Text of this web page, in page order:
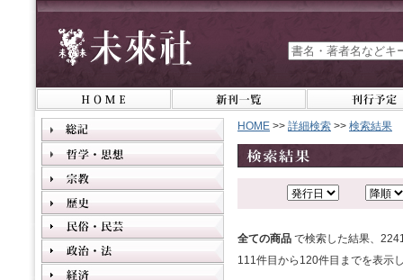
HOME >> 詳細検索 >> 検索結果
全ての商品 で検索した結果、
111件目から120件目までを表示